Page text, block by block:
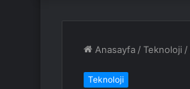
Anasayfa /Teknoloji /
Teknoloji